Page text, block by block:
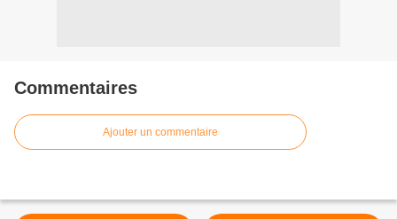
Commentaires
Ajouter un commentaire